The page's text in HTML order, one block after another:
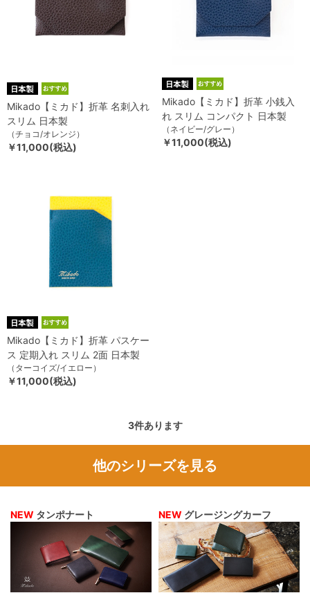
Mikado【ミカド】折革 名刺入れ
スリム 日本製
（チョコ/オレンジ）
￥11,000(税込)
Mikado【ミカド】折革 小銭入
れ スリム コンパクト 日本製
（ネイビー/グレー）
￥11,000(税込)
Mikado【ミカド】折革 パスケー
ス 定期入れ スリム 2面 日本製
（ターコイズ/イエロー）
￥11,000(税込)
3件あります
他のシリーズを見る
NEW タンポナート NEW グレージングカーフ